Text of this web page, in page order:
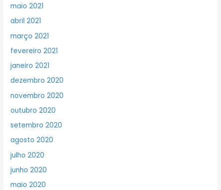
maio 2021
abril 2021
março 2021
fevereiro 2021
janeiro 2021
dezembro 2020
novembro 2020
outubro 2020
setembro 2020
agosto 2020
julho 2020
junho 2020
maio 2020